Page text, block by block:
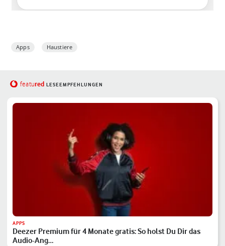
Apps Haustiere
featured LESEEMPFEHLUNGEN
APPS
Deezer Premium für 4 Monate gratis: So holst Du Dir das
Audio-Ang…